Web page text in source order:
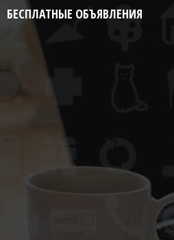
БЕСПЛАТНЫЕ ОБЪЯВЛЕНИЯ